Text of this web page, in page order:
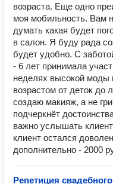
возраста. Еще одно
моя мобильность. Вам
думать какая будет
в салон. Я буду рада
будет удобно. С
- 6 лет принимала
неделях высокой
возрастом от деток до
создаю макияж, а не
подчеркнёт
важно услышать
клиент остался
дополнительно - 2000
Репетиция